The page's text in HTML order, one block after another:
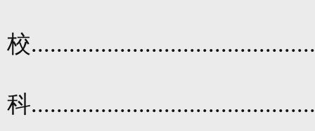
校
科